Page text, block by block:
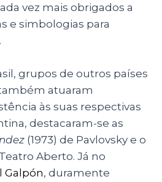
vez mais obrigados a
e simbologias para
grupos de outros países
atuaram
às suas respectivas
destacaram-se as
(1973) de Pavlovsky e o
Aberto. Já no
Galpón, duramente